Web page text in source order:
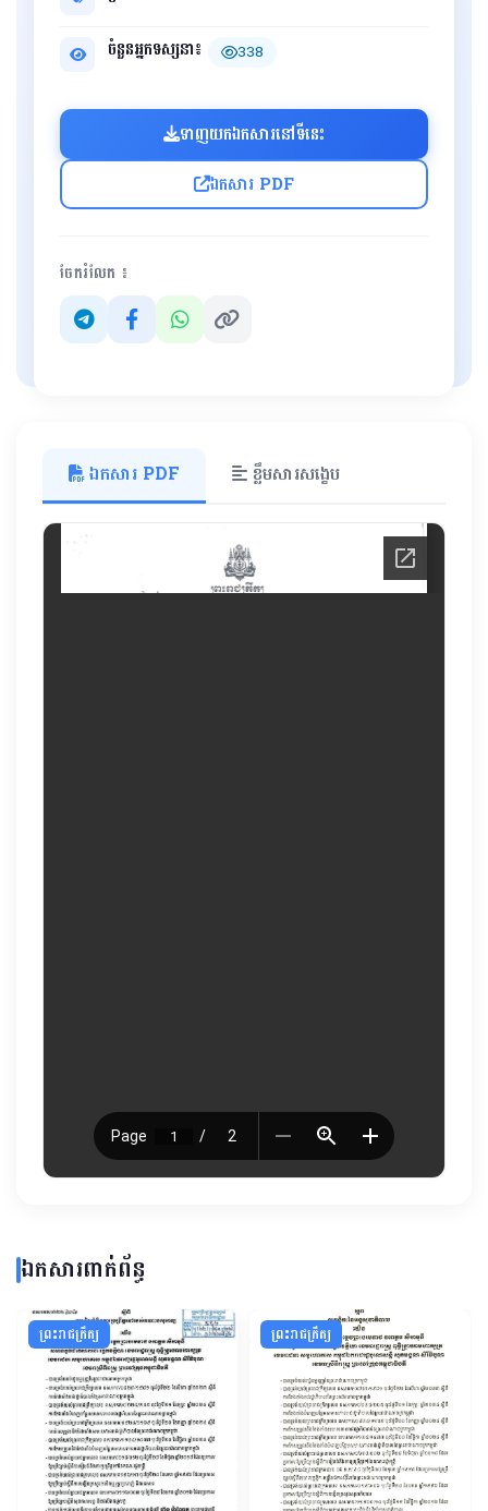
ចំនួនអ្នកទស្សនា៖
338
ទាញយកឯកសារនៅទីនេះ
ឯកសារ PDF
ចែករំលែក ៖
ឯកសារ PDF ខ្លឹមសារសង្ខេប
ឯកសារពាក់ព័ន្ធ
ព្រះរាជក្រឹត្យ ព្រះរាជក្រឹត្យ